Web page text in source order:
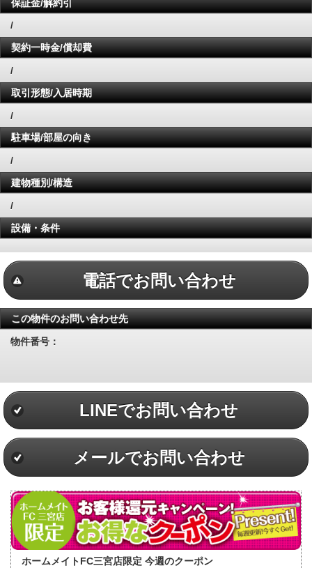
保証金/解約引
/
契約一時金/償却費
/
取引形態/入居時期
/
駐車場/部屋の向き
/
建物種別/構造
/
設備・条件
電話でお問い合わせ
この物件のお問い合わせ先
物件番号：
LINEでお問い合わせ
メールでお問い合わせ
ホームメイトFC三宮店限定 今週のクーポン